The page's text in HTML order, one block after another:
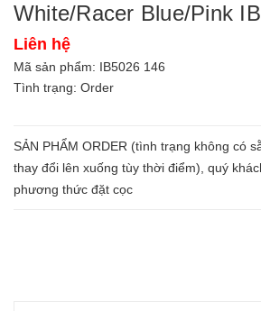
White/Racer Blue/Pink
Liên hệ
Mã sản phẩm: IB5026 146
Tình trạng: Order
SẢN PHẨM ORDER (tình trạng không có
thay đổi lên xuống tùy thời điểm), quý
phương thức đặt cọc